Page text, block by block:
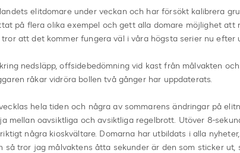
elitdomare under veckan och har försökt kalibrera
på flera olika exempel och gett alla domare möjlighet att
att det kommer fungera väl i våra högsta serier nu efter
nedsläpp, offsidebedömning vid kast från målvakten
råkar vidröra bollen två gånger har uppdaterats.
hela tiden och några av sommarens ändringar på
mellan oavsiktliga och avsiktliga regelbrott. Utöver 8-
några kioskvältare. Domarna har utbildats i alla
så tror jag målvaktens åtta sekunder är den som sticker ut,